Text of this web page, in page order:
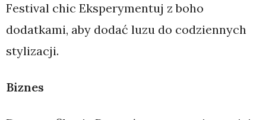
Festival chic Eksperymentuj z boho
dodatkami, aby dodać luzu do codziennych
stylizacji.
Biznes